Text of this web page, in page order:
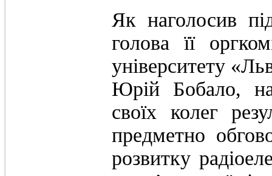
Як наголосив
голова її
університету
Юрій Бобало,
своїх колег
предметно
розвитку